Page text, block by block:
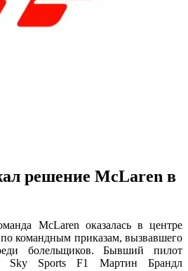
решение McLaren в
McLaren оказалась в центре
командным приказам, вызвавшего
болельщиков. Бывший пилот
Sky Sports F1 Мартин Брандл